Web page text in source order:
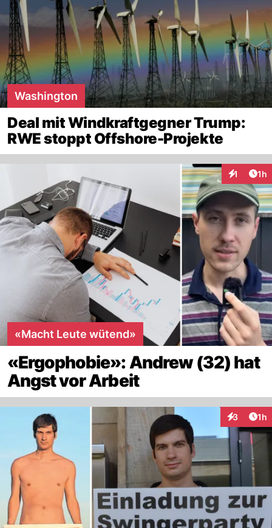
Washington
Deal mit Windkraftgegner Trump:
RWE stoppt Offshore-Projekte
1 1h
«Macht Leute wütend»
«Ergophobie»: Andrew (32) hat
Angst vor Arbeit
3 1h